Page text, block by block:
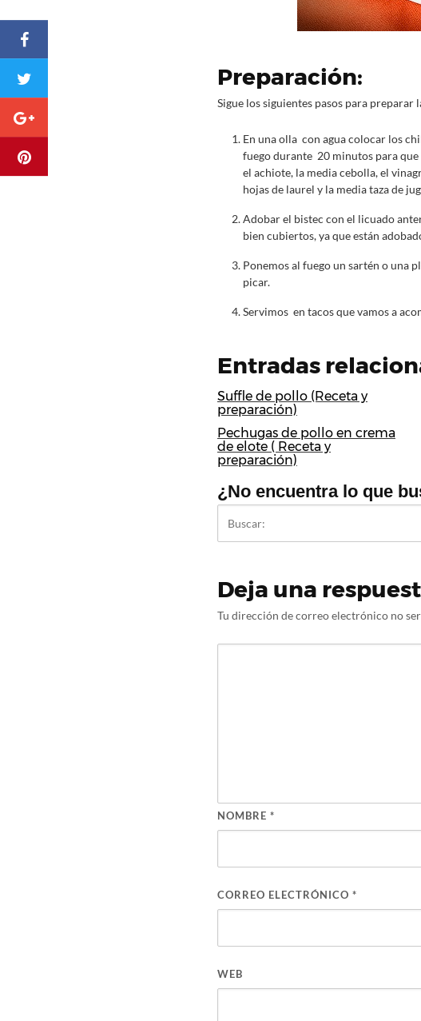
Preparación:
Sigue los siguientes pasos para preparar
En una olla con agua colocar los
fuego durante 20 minutos para que
el achiote, la media cebolla, el
hojas de laurel y la media taza de
Adobar el bistec con el licuado
bien cubiertos, ya que están
Ponemos al fuego un sartén o una
picar.
Servimos en tacos que vamos a
Entradas
Suffle de pollo (Receta y
preparación)
Pechugas de pollo en crema
de elote ( Receta y
preparación)
¿No encuentra lo que
Deja una
Tu dirección de correo electrónico no
NOMBRE *
CORREO ELECTRÓNICO *
WEB